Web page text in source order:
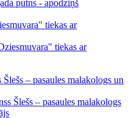
tiekas ar
– pasaules malakologs un